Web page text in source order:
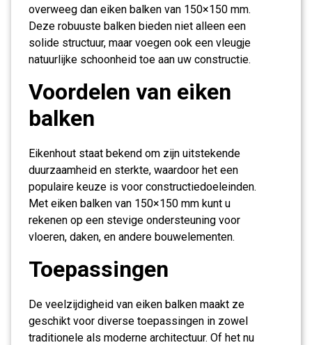
overweeg dan eiken balken van 150×150 mm.
Deze robuuste balken bieden niet alleen een
solide structuur, maar voegen ook een vleugje
natuurlijke schoonheid toe aan uw constructie.
Voordelen van eiken
balken
Eikenhout staat bekend om zijn uitstekende
duurzaamheid en sterkte, waardoor het een
populaire keuze is voor constructiedoeleinden.
Met eiken balken van 150×150 mm kunt u
rekenen op een stevige ondersteuning voor
vloeren, daken, en andere bouwelementen.
Toepassingen
De veelzijdigheid van eiken balken maakt ze
geschikt voor diverse toepassingen in zowel
traditionele als moderne architectuur. Of het nu